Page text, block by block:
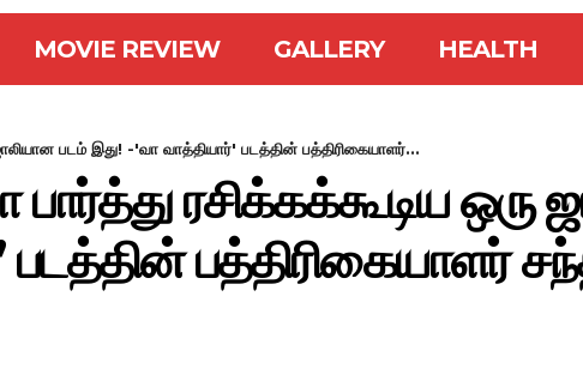
MOVIE REVIEW GALLERY HEALTH
படம் இது! -'வா வாத்தியார்' படத்தின் பத்திரிகையாளர்...
ரசிக்கக்கூடிய ஒரு
பத்திரிகையாளர்